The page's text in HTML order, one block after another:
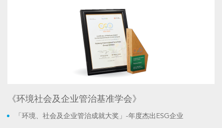
《环境社会及企业管治基准学会》
「环境、社会及企业管治成就大奖」-年度杰出ESG企业